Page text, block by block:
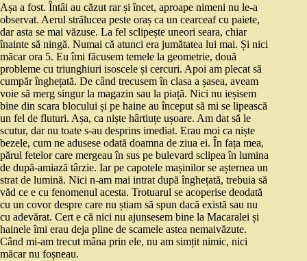
Așa a fost. Întâi au căzut rar și încet, aproape nimeni nu le-a
observat. Aerul strălucea peste oraș ca un cearceaf cu paiete,
dar asta se mai văzuse. La fel sclipește uneori seara, chiar
înainte să ningă. Numai că atunci era jumătatea lui mai. Și nici
măcar ora 5. Eu îmi făcusem temele la geometrie, două
probleme cu triunghiuri isoscele și cercuri. Apoi am plecat să
cumpăr înghețată. De când trecusem în clasa a șasea, aveam
voie să merg singur la magazin sau la piață. Nici nu ieșisem
bine din scara blocului și pe haine au început să mi se lipească
un fel de fluturi. Așa, ca niște hârtiuțe ușoare. Am dat să le
scutur, dar nu toate s-au desprins imediat. Erau moi ca niște
bezele, cum ne adusese odată doamna de ziua ei. În fața mea,
părul fetelor care mergeau în sus pe bulevard sclipea în lumina
de după-amiază târzie. Iar pe capotele mașinilor se așternea un
strat de lumină. Nici n-am mai intrat după înghețată, trebuia să
văd ce e cu fenomenul acesta. Trotuarul se acoperise deodată
cu un covor despre care nu știam să spun dacă există sau nu
cu adevărat. Cert e că nici nu ajunsesem bine la Macaralei și
hainele îmi erau deja pline de scamele astea nemaivăzute.
Când mi-am trecut mâna prin ele, nu am simțit nimic, nici
măcar nu foșneau.